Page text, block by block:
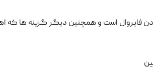
فایروال است و همچنین دیگر گزینه ها که